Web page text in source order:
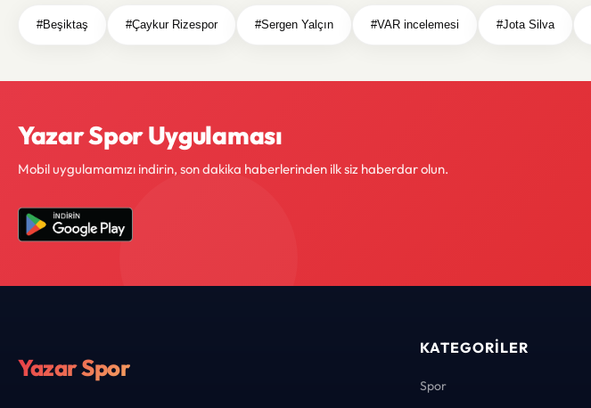
#Beşiktaş #Çaykur Rizespor #Sergen Yalçın #VAR incelemesi #Jota Silva
Yazar Spor Uygulaması
Mobil uygulamamızı indirin, son dakika haberlerinden ilk siz haberdar olun.
Yazar Spor
KATEGORILER
Spor